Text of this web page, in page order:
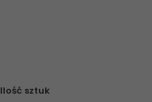
Ilość sztuk